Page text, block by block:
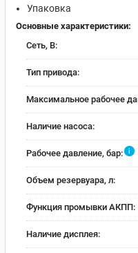
Упаковка
Основные характеристики:
Сеть, В:
Тип привода:
Максимальное рабочее
Наличие насоса:
Рабочее давление, бар: i
Объем резервуара, л:
Функция промывки АКПП:
Наличие дисплея: